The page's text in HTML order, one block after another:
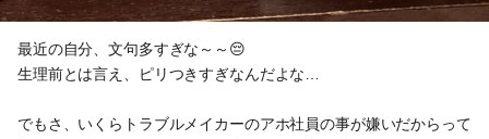
最近の自分、文句多すぎな～～😔
生理前とは言え、ピリつきすぎなんだよな…
でもさ、いくらトラブルメイカーのアホ社員の事が嫌いだからって